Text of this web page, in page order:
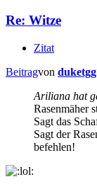
Re: Witze
Zitat
Beitragvon duketgg
Ariliana hat
Rasenmäher
Sagt das
Sagt der
befehlen!